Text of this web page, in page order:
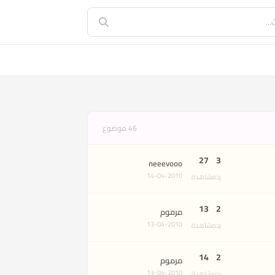
46 موضوع
3
رد
27
مشاهدة
neeevooo
14-04-2010
2
رد
13
مشاهدة
مرموم
13-04-2010
2
14 مرموم
13-04-2010